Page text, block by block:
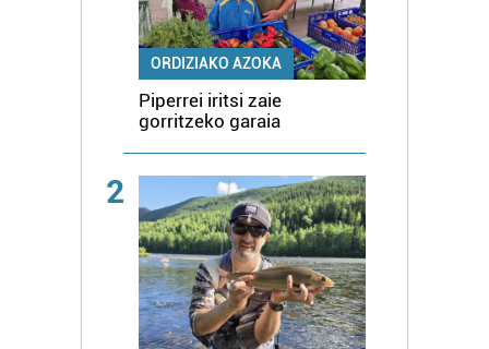
ORDIZIAKO AZOKA
Piperrei iritsi zaie
gorritzeko garaia
2